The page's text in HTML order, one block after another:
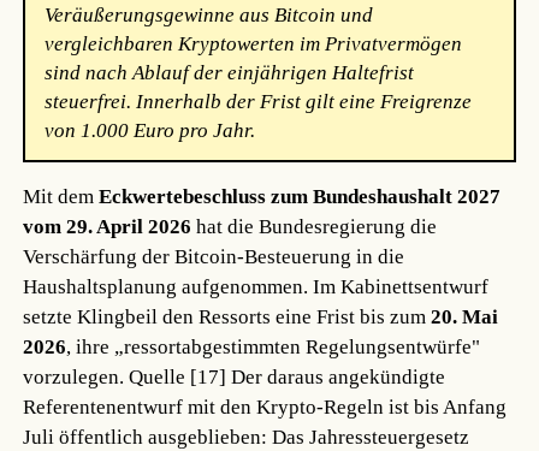
Veräußerungsgewinne aus Bitcoin und
vergleichbaren Kryptowerten im Privatvermögen
sind nach Ablauf der einjährigen Haltefrist
steuerfrei. Innerhalb der Frist gilt eine Freigrenze
von 1.000 Euro pro Jahr.
Mit demEckwertebeschluss zum Bundeshaushalt 2027
vom 29. April 2026 hat die Bundesregierung die
Verschärfung der Bitcoin-Besteuerung in die
Haushaltsplanung aufgenommen. Im Kabinettsentwurf
setzte Klingbeil den Ressorts eine Frist bis zum20. Mai
2026, ihre „ressortabgestimmten Regelungsentwürfe"
vorzulegen.Quelle [17] Der daraus angekündigte
Referentenentwurf mit den Krypto-Regeln ist bis Anfang
Juli öffentlich ausgeblieben: Das Jahressteuergesetz